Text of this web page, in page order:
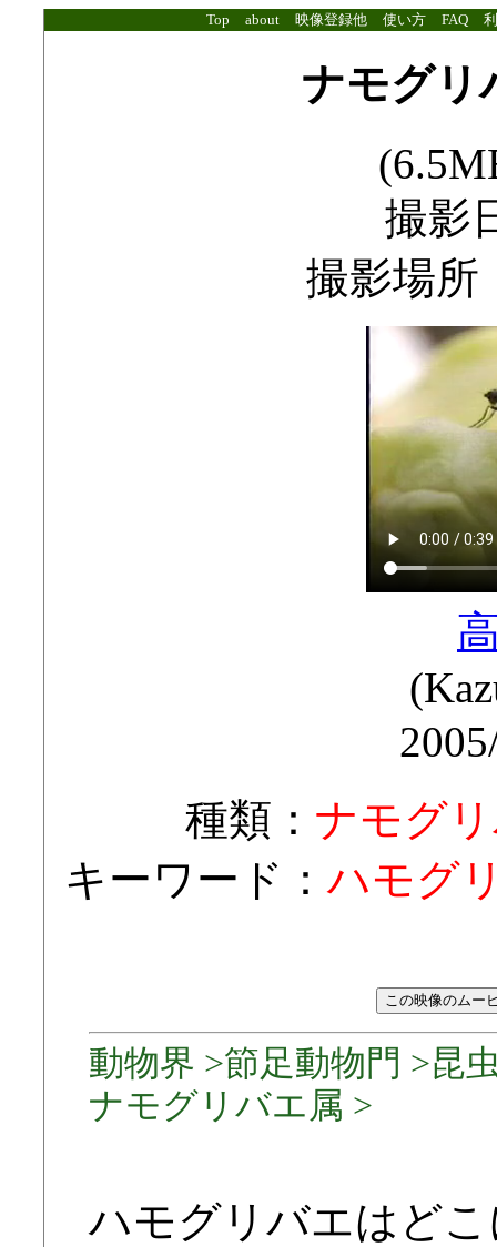
Top about 映像登録他 使い方 FAQ
ナモグリ
撮影
撮影場所
種類： ナモグ
キーワード：ハモグ
動物界 >節足動物門 >昆
ナモグリバエ属 >
ハモグリバエはど